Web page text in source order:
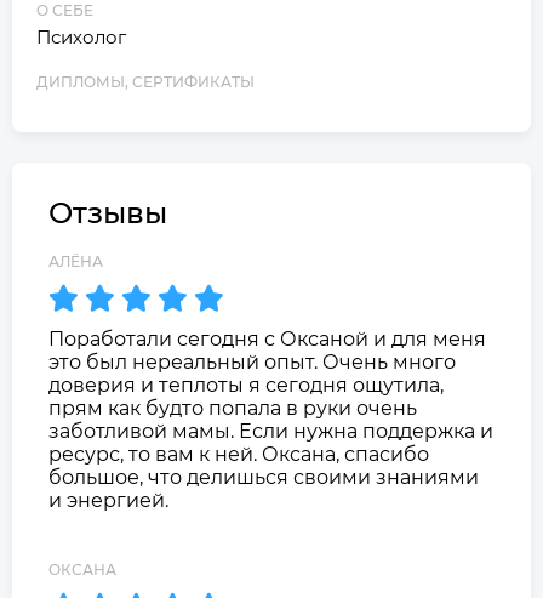
О СЕБЕ
Психолог
ДИПЛОМЫ, СЕРТИФИКАТЫ
Отзывы
АЛЁНА
Поработали сегодня с Оксаной и для меня
это был нереальный опыт. Очень много
доверия и теплоты я сегодня ощутила,
прям как будто попала в руки очень
заботливой мамы. Если нужна поддержка и
ресурс, то вам к ней. Оксана, спасибо
большое, что делишься своими знаниями
и энергией.
ОКСАНА